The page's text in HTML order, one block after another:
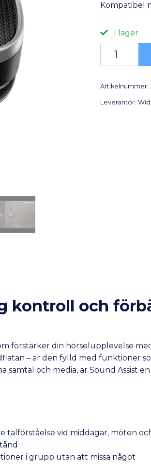
Kompatibel
I lager
Artikelnummer:
Leverantör:
kontroll och
förstärker din hörselupplevelse
– är den fylld med funktioner
och media, är Sound Assist
talförståelse vid middagar, möten
i grupp utan att missa något